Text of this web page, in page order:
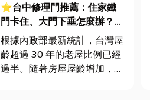
⭐台中修理門推薦：住家鐵
門卡住、大門下垂怎麼辦？維
修費用與不銹鋼工程一次看
根據內政部最新統計，台灣屋
齡超過 30 年的老屋比例已經
過半。隨著房屋屋齡增加，金